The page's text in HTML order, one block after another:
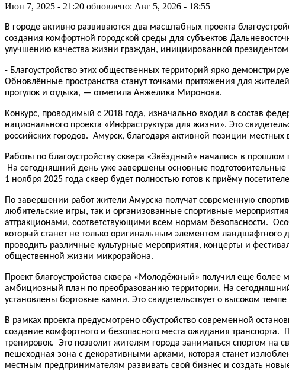
Июн 7, 2025 - 21:20 обновлено: Авг 5, 2026 - 18:55
В городе активно развиваются два масштабных проекта
создания комфортной городской среды для субъектов
улучшению качества жизни граждан, инициированной
- Благоустройство этих общественных территорий ярко
Обновлённые пространства станут точками притяжения для
прогулок и отдыха, — отметила Анжелика Миронова.
Конкурс, проводимый с 2018 года, изначально входил в состав
национального проекта «Инфраструктура для жизни». Это
российских городов. Амурск, благодаря активной позиции
Работы по благоустройству сквера «Звёздный» начались в
На сегодняшний день уже завершены основные подготовительные
1 ноября 2025 года сквер будет полностью готов к приёму
По завершении работ жители Амурска получат современную
любительские игры, так и организованные спортивные
аттракционами, соответствующими всем нормам безопасности.
который станет не только оригинальным элементом
проводить различные культурные мероприятия, концерты и
общественной жизни микрорайона.
Проект благоустройства сквера «Молодёжный» получил еще
амбициозный план по преобразованию территории. На
установлены бортовые камни. Это свидетельствует о высоком
В рамках проекта предусмотрено обустройство современной
создание комфортного и безопасного места ожидания
тренировок. Это позволит жителям города заниматься спортом
пешеходная зона с декоративными арками, которая станет
местным предпринимателям развивать свой бизнес и создать